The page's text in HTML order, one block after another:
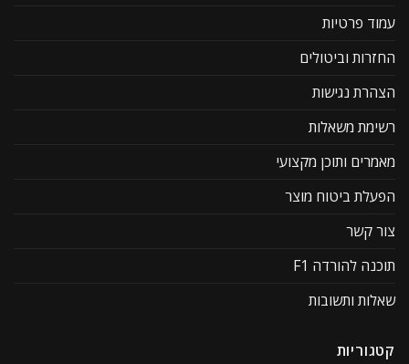
עמוד פרטיות
החזרות וביטולים
הצהרת נגישות
רשימת משאלות
מאמרים ותוכן מקצועי
הפעלת ביטוח מוצר
צור קשר
תוכנה להורדה F1
שאלות ותשובות
קטגוריות